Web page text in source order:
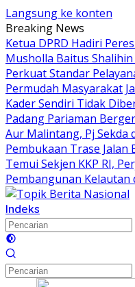
Langsung ke konten
Breaking News
Ketua DPRD Hadiri
Musholla Baitus
Perkuat Standar
Permudah Masyarakat
Kader Sendiri Tidak
Padang Pariaman
Aur Malintang, Pj Sekda
Pembukaan Trase Jalan
Temui Sekjen KKP RI,
Pembangunan Kelautan
Indeks